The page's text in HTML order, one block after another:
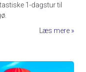
1-dagstur til
Læs mere